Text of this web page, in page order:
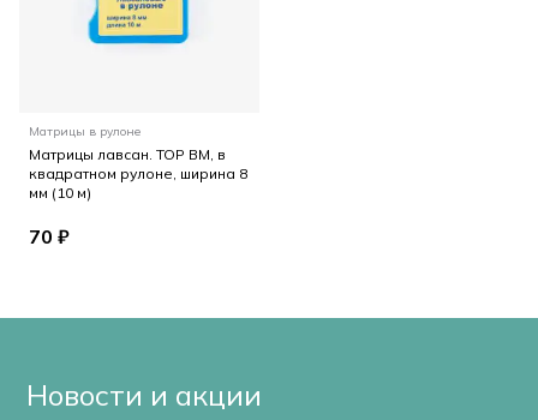
Матрицы в рулоне
Матрицы лавсан. ТОР ВМ, в
квадратном рулоне, ширина 8
мм (10 м)
70 ₽
Новости и акции